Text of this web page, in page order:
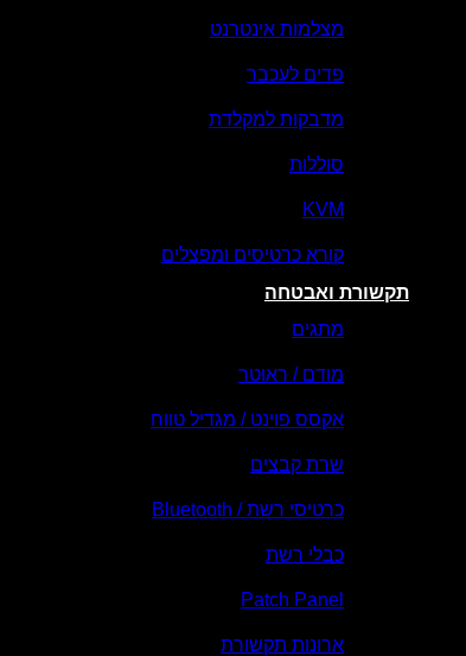
מצלמות אינטרנט
פדים לעכבר
מדבקות למקלדת
סוללות
KVM
קורא כרטיסים ומפצלים
תקשורת ואבטחה
מתגים
מודם / ראוטר
אקסס פוינט / מגדיל טווח
שרת קבצים
כרטיסי רשת / Bluetooth
כבלי רשת
Patch Panel
ארונות תקשורת